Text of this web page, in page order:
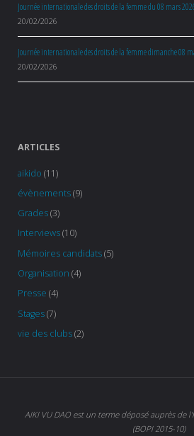
Journée internationale des droits de la femme du 08 mars
20/02/2026
Journée internationale des droits de la femme dimanche 08
20/02/2026
ARTICLES
aikido (11)
évènements(9)
Grades(3)
Interviews(10)
Mémoires candidats(5)
Organisation (4)
Presse (4)
Stages(7)
vie des clubs(2)
AIKI VU DAO est un terme déposé auprès de
(BOPI 2015-10)